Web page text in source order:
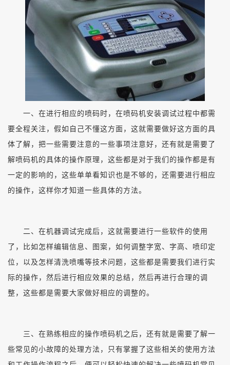
一、在进行相应的喷码时，在喷码机安装调试过程中都需
要全程关注，假如自己不懂这方面，这就需要做好这方面的具
体了解，把一些需要注意的一些事项注意好，还有就是需要了
解喷码机的具体的操作原理，这些都是对于我们的操作都是有
一定的影响的，这些单单看知识也是不够的，还需要进行相应
的操作，这样你才知道一些具体的方法。
二、在机器调试完成后，这就需要进行一些软件的使用
了，比如怎样编辑信息、图案，如何调整字宽、字高、喷印定
位，以及怎样清洗喷嘴等技术问题，这些都是需要我们进行实
际的操作，然后进行相应效果的总结，然后再进行合理的调
整，这些都是需要大家做好相应的调整的。
三、在熟练相应的操作喷码机之后，还有就是需要了解一
些常见的小故障的处理方法，只有掌握了这些相关的使用方法